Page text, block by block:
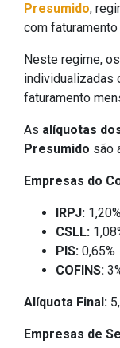
Presumido,
com
Neste regime,
individualizadas
faturamento
As alíquotas
Presumido são
Empresas do
IRPJ: 1,20%
CSLL:
PIS: 0,65%
COFINS:
Alíquota Final:
Empresas de